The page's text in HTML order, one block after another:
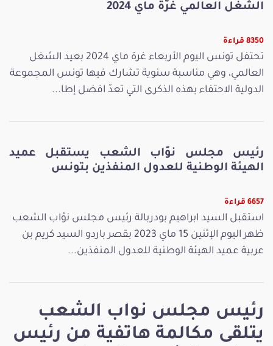
رئيس مجلس نواب الشعب
يتلقى مكالمة هاتفية من رئيس
الشغل العالمي غرّة ماي 2024
8350 قراءة
تحتفل تونس اليوم الأربعاء غرة ماي 2024 بعيد الشغل
العالمي، وهي مناسبة سنوية تشارك فيها تونس المجموعة
الدولية الاحتفاء بهذه الذكرى التي تعدّ افضل إطا...
رئيس مجلس نوّاب الشعب يستقبل عميد
الهيئة الوطنية للعدول المنفذين بتونس
6657 قراءة
استقبل السيد ابراهيم بودربالة رئيس مجلس نوّاب الشعب
ظهر اليوم الإثنين 15 ماي 2023 بقصر باردو السيد كريم بن
عربية عميد الهيئة الوطنية للعدول المنفذين...